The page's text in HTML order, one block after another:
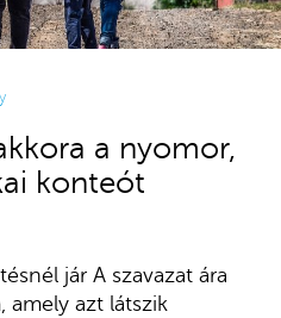
a nyomor,
konteót
jár A szavazat ára
azt látszik